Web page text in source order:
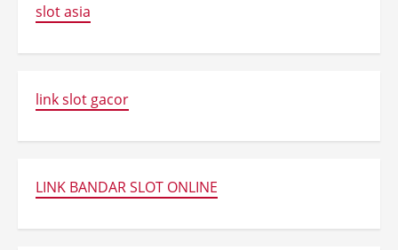
slot asia
link slot gacor
LINK BANDAR SLOT ONLINE